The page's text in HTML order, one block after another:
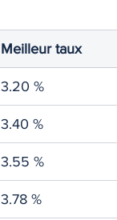
Défiscalisation
Les taux des prêts
Compte courant
Meilleur taux
3.20 %
3.40 %
3.55 %
3.78 %